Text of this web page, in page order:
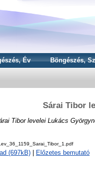
Év Böngészés,
Sárai Tibor
Tibor levelei Lukács
(697kB) Előzetes bemutató